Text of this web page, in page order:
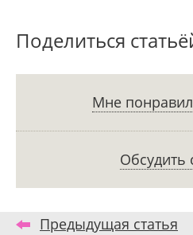
Поделиться
Мне
Обсудить
Предыдущая статья